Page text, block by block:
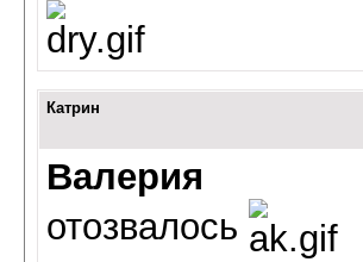
Катрин
Валерия
отозвалось